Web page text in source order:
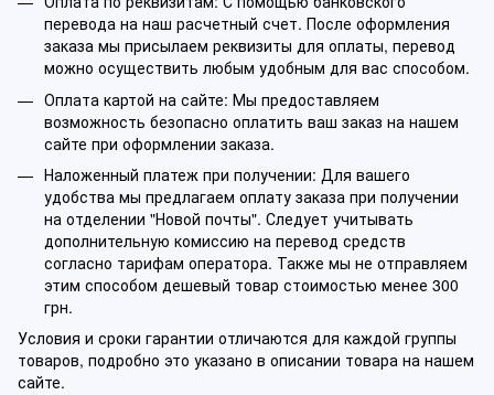
перевода на наш расчетный счет. После оформления
заказа мы присылаем реквизиты для оплаты, перевод
можно осуществить любым удобным для вас способом.
Оплата картой на сайте: Мы предоставляем
возможность безопасно оплатить ваш заказ на нашем
сайте при оформлении заказа.
Наложенный платеж при получении: Для вашего
удобства мы предлагаем оплату заказа при получении
на отделении "Новой почты". Следует учитывать
дополнительную комиссию на перевод средств
согласно тарифам оператора. Также мы не отправляем
этим способом дешевый товар стоимостью менее 300
грн.
Условия и сроки гарантии отличаются для каждой группы
товаров, подробно это указано в описании товара на нашем
сайте.